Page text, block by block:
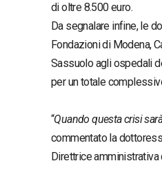
di oltre 8.500 euro.
Da segnalare infine, le
Fondazioni di Modena,
Sassuolo agli ospedali
per un totale
“Quando questa crisi
commentato la
Direttrice amministrativa